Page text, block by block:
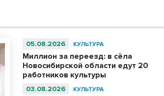
05.08.2026 КУЛЬТУРА
Миллион за переезд: в сёла
Новосибирской области едут 20
работников культуры
03.08.2026 КУЛЬТУРА